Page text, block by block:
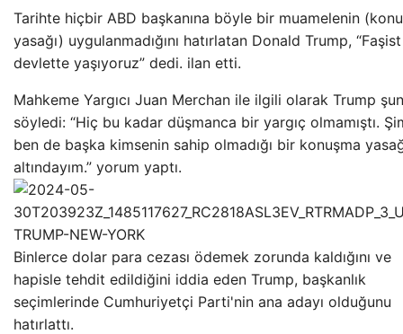
Tarihte hiçbir ABD başkanına böyle bir muamelenin
yasağı) uygulanmadığını hatırlatan Donald Trump,
devlette yaşıyoruz” dedi. ilan etti.
Mahkeme Yargıcı Juan Merchan ile ilgili olarak Trump
söyledi: “Hiç bu kadar düşmanca bir yargıç olmamıştı.
ben de başka kimsenin sahip olmadığı bir konuşma
altındayım.” yorum yaptı.
Binlerce dolar para cezası ödemek zorunda kaldığını ve
hapisle tehdit edildiğini iddia eden Trump, başkanlık
seçimlerinde Cumhuriyetçi Parti'nin ana adayı olduğunu
hatırlattı.